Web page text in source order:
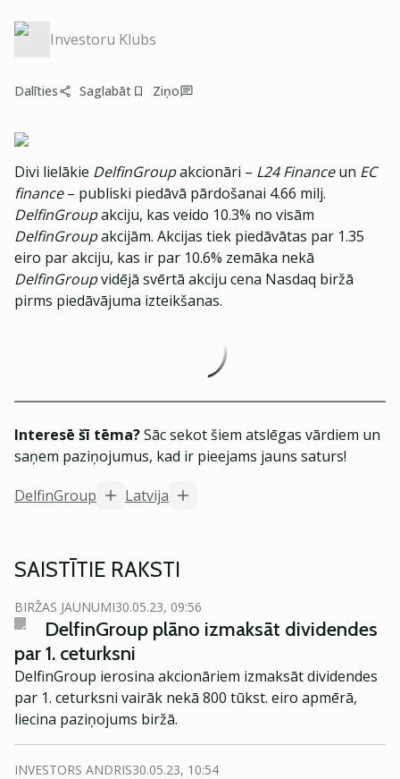
Investoru Klubs
Dalīties Saglabāt Ziņo
Divi lielākie DelfinGroupakcionāri – L24 Financeun EC
finance– publiski piedāvā pārdošanai 4.66 milj.
DelfinGroupakciju, kas veido 10.3% no visām
DelfinGroupakcijām. Akcijas tiek piedāvātas par 1.35
eiro par akciju, kas ir par 10.6% zemāka nekā
DelfinGroupvidējā svērtā akciju cena Nasdaq biržā
pirms piedāvājuma izteikšanas.
Interesē šī tēma?Sāc sekot šiem atslēgas vārdiem un
saņem paziņojumus, kad ir pieejams jauns saturs!
DelfinGroup
Latvija
SAISTĪTIE RAKSTI
BIRŽAS JAUNUMI30.05.23, 09:56
DelfinGroup plāno izmaksāt dividendes
par 1. ceturksni
DelfinGroup ierosina akcionāriem izmaksāt dividendes
par 1. ceturksni vairāk nekā 800 tūkst. eiro apmērā,
liecina paziņojums biržā.
INVESTORS ANDRIS30.05.23, 10:54